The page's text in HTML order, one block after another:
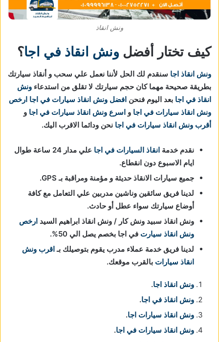
ونش انقاذ
كيف تختار أفضل ونش انقاذ في اجا؟
ونش انقاذ اجا سنقدم لك الحل لأننا نعمل علي سحب و أنقاذ سيارتك
بطريقة صحيحة مهما كان حجم سيارتك لا تقلق من استدعاء ونش
انقاذ في اجا بعد اليوم فنحن افضل ونش انقاذ سيارات في اجا ارخص
ونش انقاذ سيارات في اجا و اسرع ونش انقاذ سيارات في اجا و
أقرب ونش انقاذ سيارات في اجا نحن ودائما الاقرب اليك.
نقدم خدمة انقاذ السيارات في اجا
علي مدار 24 ساعة طوال
ايام الاسبوع دون انقطاع.
جميع سيارات الانقاذ حديثة و مؤمنة ومراقبة بـ GPS.
لدينا فريق سائقين وناشين مدربين علي التعامل مع كافة
أوضاع سيارتك سواء عطل أو حادث.
ونش انقاذ سبيد ونش كار / ونش انقاذ ابراهيم السيد ارخص
ونش انقاذ سيارت في اجا بخصم يصل الي 50%.
لدينا فريق خدمة عملاء مدرب يقوم بتوصيلك بـاقرب ونش
انقاذ سيارات بالقرب موقعك.
ونش انقاذ اجا.
ونش انقاذ في اجا.
ونش انقاذ سيارات اجا.
ونش انقاذ سيارات في اجا.